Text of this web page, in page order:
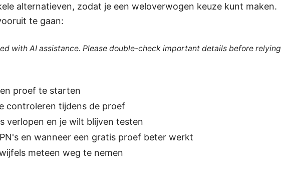
alternatieven, zodat je een weloverwogen keuze kunt maken.
te gaan:
with AI assistance. Please double-check important details before relying
proef te starten
controleren tijdens de proef
verlopen en je wilt blijven testen
en wanneer een gratis proef beter werkt
meteen weg te nemen